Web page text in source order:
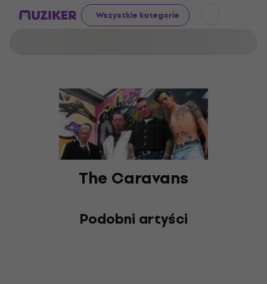
Wszystkie kategorie
The Caravans
Podobni artyści